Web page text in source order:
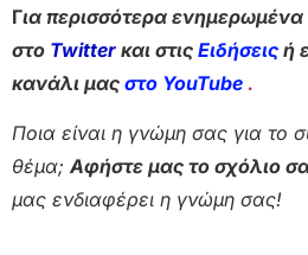
Για περισσότερα ενημερωμένα
στο Twitter και στις Ειδήσεις ή
κανάλι μας στο YouTube .
Ποια είναι η γνώμη σας για το
θέμα;Αφήστε μας το σχόλιο
μας ενδιαφέρει η γνώμη σας!